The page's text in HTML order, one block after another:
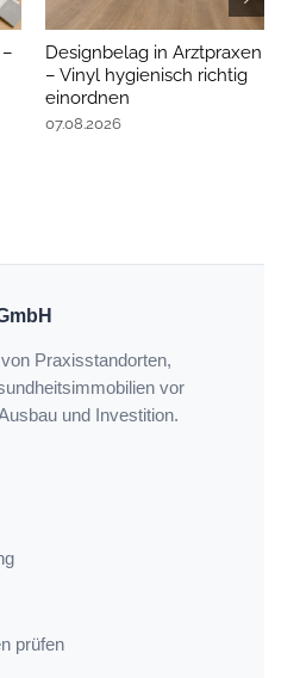
Designbelag in Arztpraxen
– Vinyl hygienisch richtig
einordnen
07.08.2026
Praxisstandorten,
vor
und Investition.
prüfen